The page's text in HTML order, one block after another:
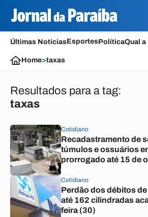
Últimas NotíciasEsportesPolíticaQual a
Home>taxas
Resultados para a tag:
taxas
Cotidiano
Recadastramento de
túmulos e ossuários
prorrogado até 15 de
Cotidiano
Perdão dos débitos
até 162 cilindradas
feira (30)